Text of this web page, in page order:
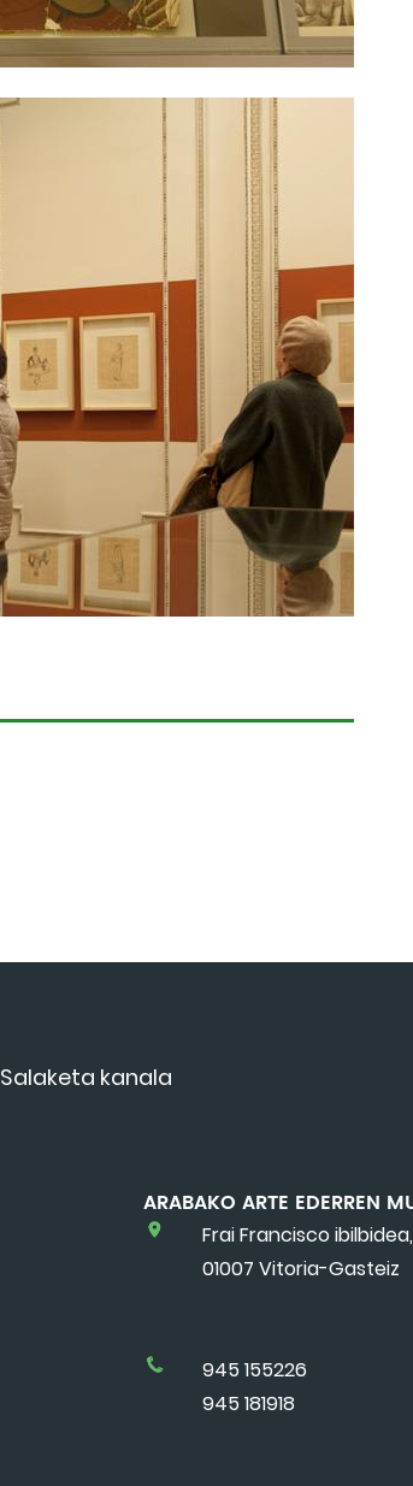
Salaketa kanala
ARABAKO ARTE EDERREN
Frai Francisco
01007 Vitoria-Gasteiz
945 155226
945 181918